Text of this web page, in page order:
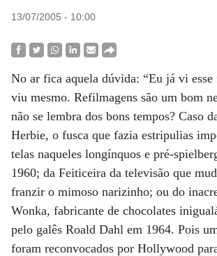
13/07/2005 - 10:00
No ar fica aquela dúvida: “Eu já vi
viu mesmo. Refilmagens são um bom
não se lembra dos bons tempos? Caso
Herbie, o fusca que fazia estripulias
telas naqueles longínquos e pré-
1960; da Feiticeira da televisão que
franzir o mimoso narizinho; ou do
Wonka, fabricante de chocolates
pelo galês Roald Dahl em 1964. Pois
foram reconvocados por Hollywood